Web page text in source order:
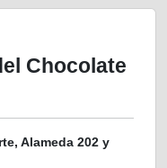
Chocolate
Alameda 202 y